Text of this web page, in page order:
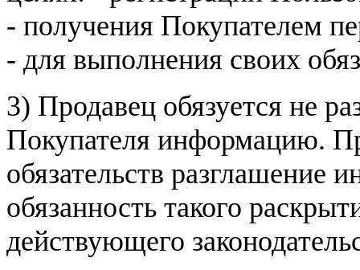
- получения Покупателем
- для выполнения своих
3) Продавец обязуется не
Покупателя информацию.
обязательств разглашение
обязанность такого
действующего